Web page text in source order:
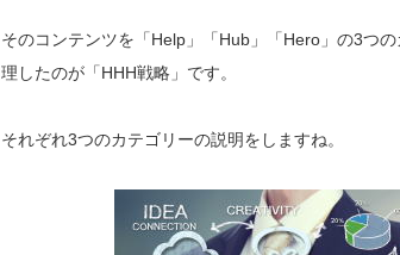
そのコンテンツを「Help」「Hub」「Hero」の3つ
理したのが「HHH戦略」です。
それぞれ3つのカテゴリーの説明をしますね。